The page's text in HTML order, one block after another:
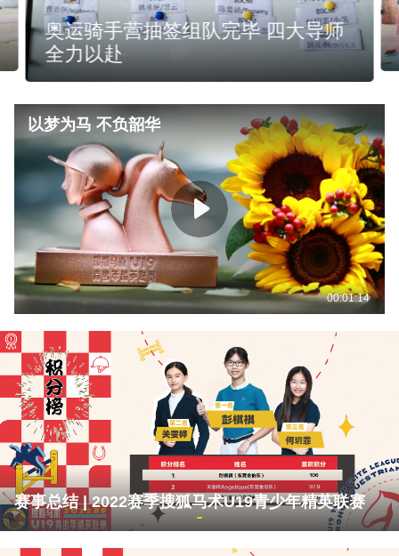
奥运营结营 强之队强势夺冠彭棋祺
蝉联MVP
以梦为马 不负韶华
00:01:14
以梦为马不负韶华 搜狐马术U19青少年精英联赛颁奖典礼盛大举
行
赛事总结 | 2022赛季搜狐马术U19青少年精英联赛